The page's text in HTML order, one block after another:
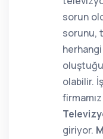
sorun
sorunu,
olabilir.
giriyor.